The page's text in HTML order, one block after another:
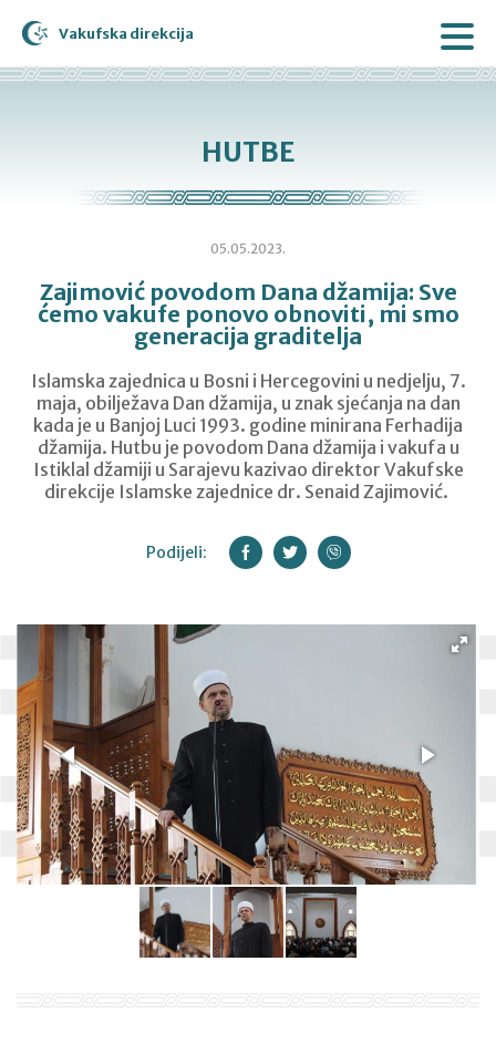
Vakufska direkcija
HUTBE
05.05.2023.
Zajimović povodom Dana džamija: Sve
ćemo vakufe ponovo obnoviti, mi smo
generacija graditelja
Islamska zajednica u Bosni i Hercegovini u nedjelju, 7.
maja, obilježava Dan džamija, u znak sjećanja na dan
kada je u Banjoj Luci 1993. godine minirana Ferhadija
džamija. Hutbu je povodom Dana džamija i vakufa u
Istiklal džamiji u Sarajevu kazivao direktor Vakufske
direkcije Islamske zajednice dr. Senaid Zajimović.
Podijeli: